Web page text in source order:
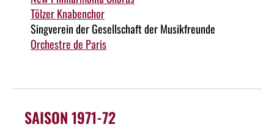
Tölzer Knabenchor
Singverein der Gesellschaft der Musikfreunde
Orchestre de Paris
SAISON 1971-72